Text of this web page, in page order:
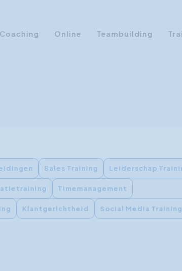
Coaching Online Teambuilding
Sales Training Leiderschap
Timemanagement
Klantgerichtheid Social Media